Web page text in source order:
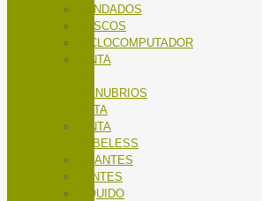
CANDADOS
CASCOS
CICLOCOMPUTADOR
CINTA
MANUBRIOS
RUTA
CINTA
TUBELESS
GUANTES
LENTES
LÍQUIDO